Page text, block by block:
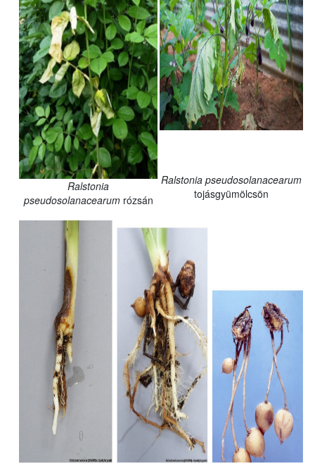
Ralstonia
pseudosolanacearum rózsán
Ralstonia pseudosolanacearum
tojásgyümölcsön